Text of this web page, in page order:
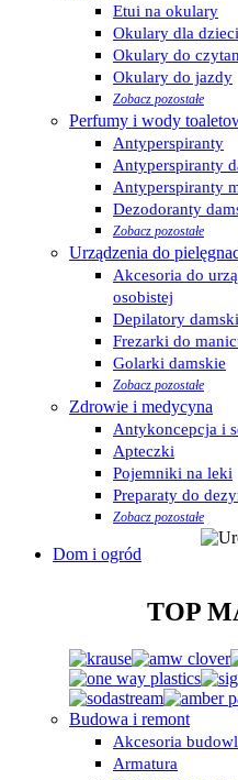
Etui na okulary
Okulary dla dzieci
Okulary do
Okulary do jazdy
Zobacz pozostałe
Perfumy i wody
Antyperspiranty
Antyperspiranty
Antyperspiranty
Dezodoranty
Zobacz pozostałe
Urządzenia do
Akcesoria do
osobistej
Depilatory
Frezarki do
Golarki damskie
Zobacz pozostałe
Zdrowie i medycyna
Antykoncepcja i
Apteczki
Pojemniki na leki
Preparaty do
Zobacz pozostałe
Dom i ogród
TOP
Budowa i remont
Akcesoria
Armatura